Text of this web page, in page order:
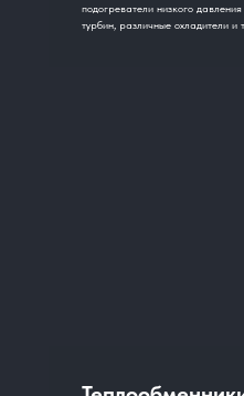
подогреватели низкого
турбин, различные охладители и